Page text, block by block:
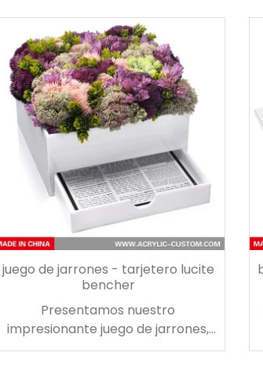
backgammon de lucite que
seguramente sorprenderá y
deleitará a tu familia en la noche
de juego.
juego de jarrones - tarjetero lucite
bencher
Presentamos nuestro
impresionante juego de jarrones,
¡el complemento perfecto para la